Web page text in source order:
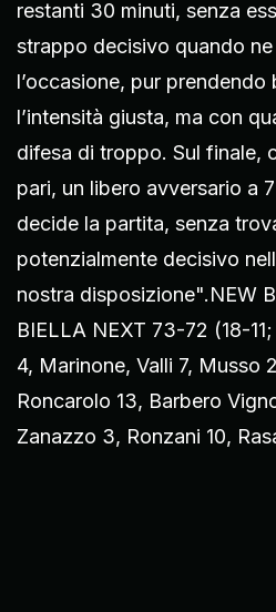
restanti 30 minuti, senza
strappo decisivo quando
l’occasione, pur prendendo
l’intensità giusta, ma con
difesa di troppo. Sul finale,
pari, un libero avversario a
decide la partita, senza
potenzialmente decisivo
nostra disposizione".NEW
BIELLA NEXT 73-72 (18-
4, Marinone, Valli 7, Musso
Roncarolo 13, Barbero
Zanazzo 3, Ronzani 10,